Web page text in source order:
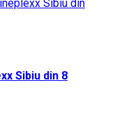
Sibiu din 8